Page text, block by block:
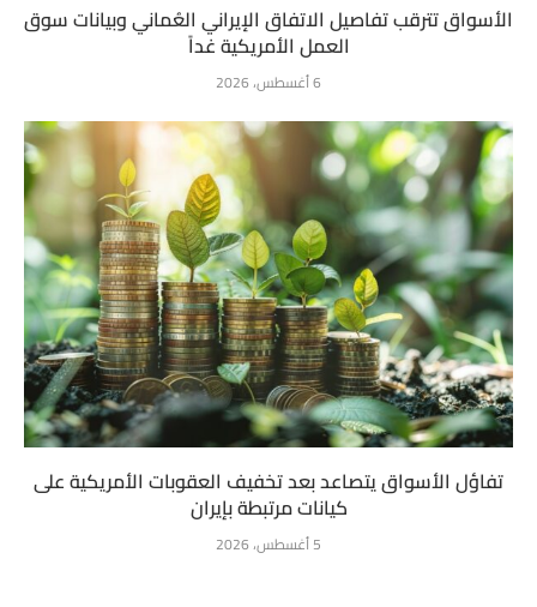
الأسواق تترقب تفاصيل الاتفاق الإيراني العُماني وبيانات سوق
العمل الأمريكية غداً
6 أغسطس، 2026
تفاؤل الأسواق يتصاعد بعد تخفيف العقوبات الأمريكية على
كيانات مرتبطة بإيران
5 أغسطس، 2026